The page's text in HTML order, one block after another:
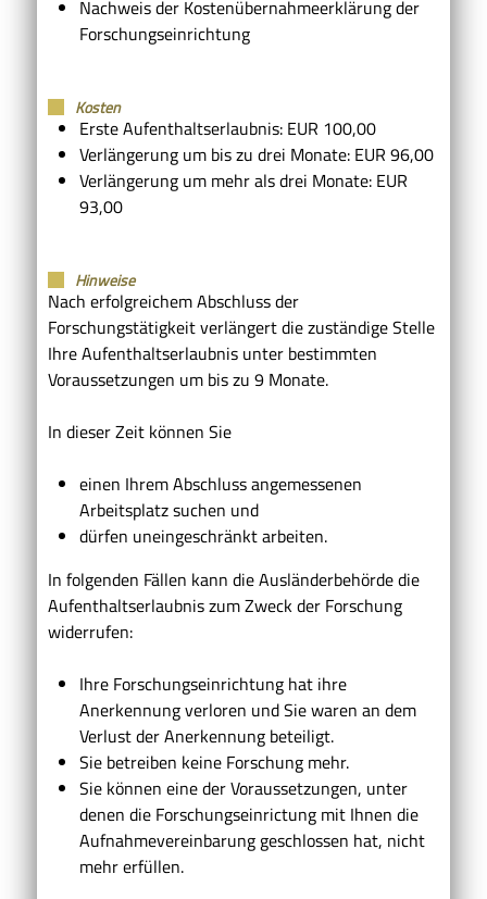
Nachweis der Kostenübernahmeerklärung der
Forschungseinrichtung
Kosten
Erste Aufenthaltserlaubnis: EUR 100,00
Verlängerung um bis zu drei Monate: EUR 96,00
Verlängerung um mehr als drei Monate: EUR
93,00
Hinweise
Nach erfolgreichem Abschluss der
Forschungstätigkeit verlängert die zuständige Stelle
Ihre Aufenthaltserlaubnis unter bestimmten
Voraussetzungen um bis zu 9 Monate.
In dieser Zeit können Sie
einen Ihrem Abschluss angemessenen
Arbeitsplatz suchen und
dürfen uneingeschränkt arbeiten.
In folgenden Fällen kann die Ausländerbehörde die
Aufenthaltserlaubnis zum Zweck der Forschung
widerrufen:
Ihre Forschungseinrichtung hat ihre
Anerkennung verloren und Sie waren an dem
Verlust der Anerkennung beteiligt.
Sie betreiben keine Forschung mehr.
Sie können eine der Voraussetzungen, unter
denen die Forschungseinrictung mit Ihnen die
Aufnahmevereinbarung geschlossen hat, nicht
mehr erfüllen.